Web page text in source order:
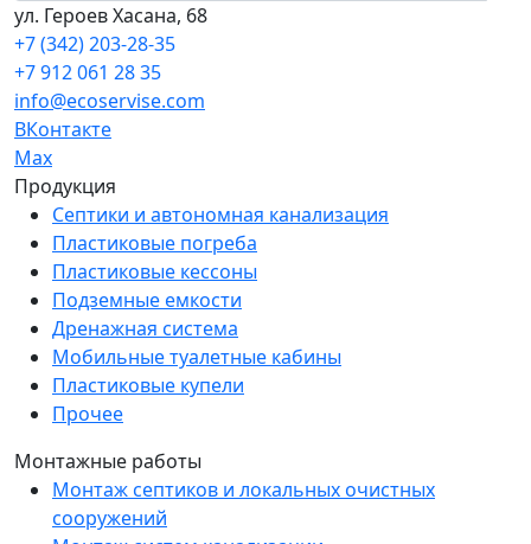
ул. Героев Хасана, 68
+7 (342) 203-28-35
+7 912 061 28 35
info@ecoservise.com
ВКонтакте
Мах
Продукция
Септики и автономная канализация
Пластиковые погреба
Пластиковые кессоны
Подземные емкости
Дренажная система
Мобильные туалетные кабины
Пластиковые купели
Прочее
Монтажные работы
Монтаж септиков и локальных очистных
сооружений